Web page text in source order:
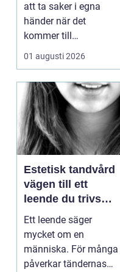
att ta saker i egna
händer när det
kommer till
hemförbättr...
01 augusti 2026
Estetisk tandvård
vägen till ett
leende du trivs
med
Ett leende säger
mycket om en
människa. För många
påverkar tändernas